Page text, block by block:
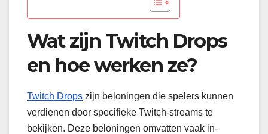
Wat zijn Twitch Drops
en hoe werken ze?
Twitch Drops zijn beloningen die spelers kunnen
verdienen door specifieke Twitch-streams te
bekijken. Deze beloningen omvatten vaak in-